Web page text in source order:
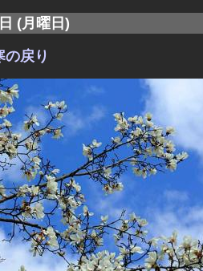
(月曜日)
の戻り